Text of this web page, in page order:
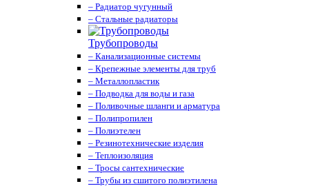
– Радиатор чугунный
– Стальные радиаторы
Трубопроводы
– Канализационные системы
– Крепежные элементы для труб
– Металлопластик
– Подводка для воды и газа
– Поливочные шланги и арматура
– Полипропилен
– Полиэтелен
– Резинотехнические изделия
– Теплоизоляция
– Тросы сантехнические
– Трубы из сшитого полиэтилена